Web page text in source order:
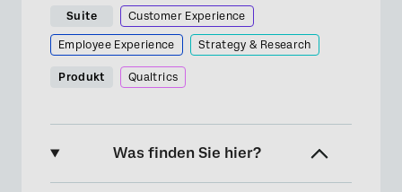
Suite Customer Experience
Employee Experience Strategy & Research
Produkt Qualtrics
Was finden Sie hier?